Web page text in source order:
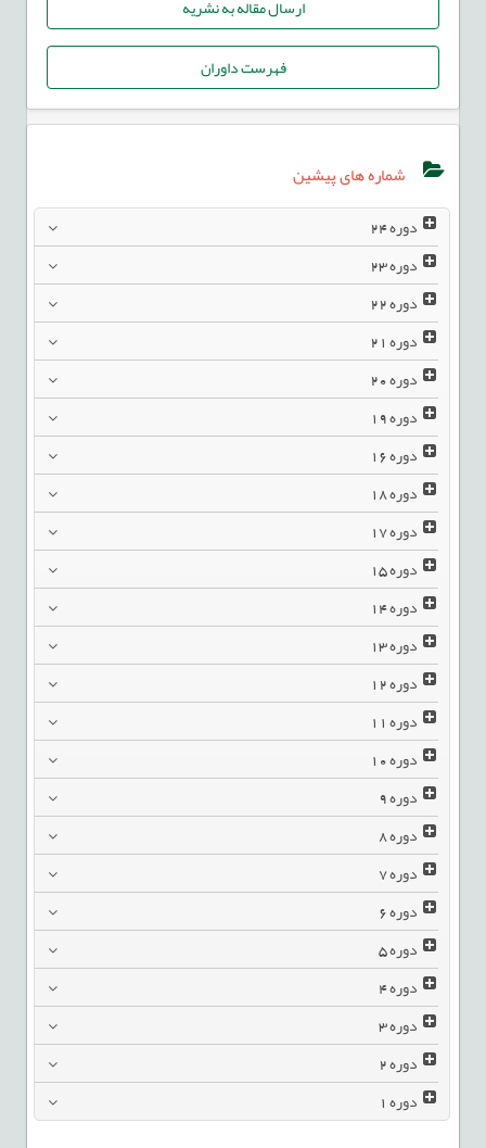
ارسال مقاله به نشریه
فهرست داوران
شماره های پیشین
دوره24
دوره23
دوره22
دوره21
دوره20
دوره19
دوره16
دوره18
دوره17
دوره15
دوره14
دوره13
دوره12
دوره11
دوره10
دوره9
دوره8
دوره7
دوره6
دوره5
دوره4
دوره3
دوره2
دوره1